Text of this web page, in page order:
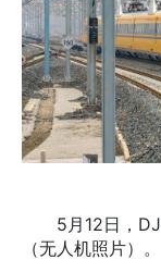
5月12日，
（无人机照片）